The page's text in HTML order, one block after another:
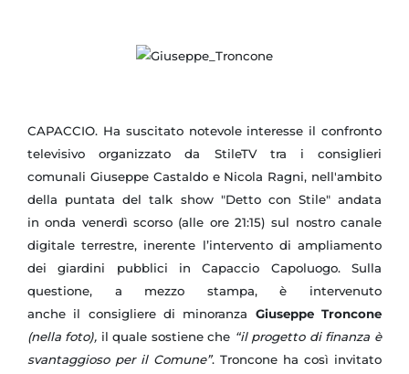
CAPACCIO. Ha suscitato notevole interesse il confronto
televisivo organizzato da StileTV tra i consiglieri
comunali Giuseppe Castaldo e Nicola Ragni, nell'ambito
della puntata del talk show "Detto con Stile" andata
in onda venerdì scorso (alle ore 21:15) sul nostro canale
digitale terrestre, inerente l’intervento di ampliamento
dei giardini pubblici in Capaccio Capoluogo. Sulla
questione, a mezzo stampa, è intervenuto
anche il consigliere di minoranza Giuseppe Troncone
(nella foto), il quale sostiene che “il progetto di finanza è
svantaggioso per il Comune”. Troncone ha così invitato